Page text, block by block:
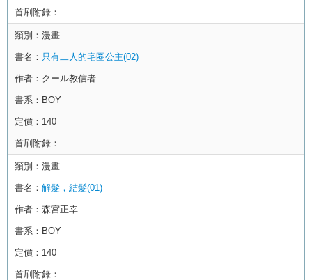
首刷附錄：
類別： 漫畫
書名： 只有二人的宅圈公主(02)
作者： クール教信者
書系： BOY
定價： 140
首刷附錄：
類別： 漫畫
書名： 解髮，結髮(01)
作者： 森宮正幸
書系： BOY
定價： 140
首刷附錄：